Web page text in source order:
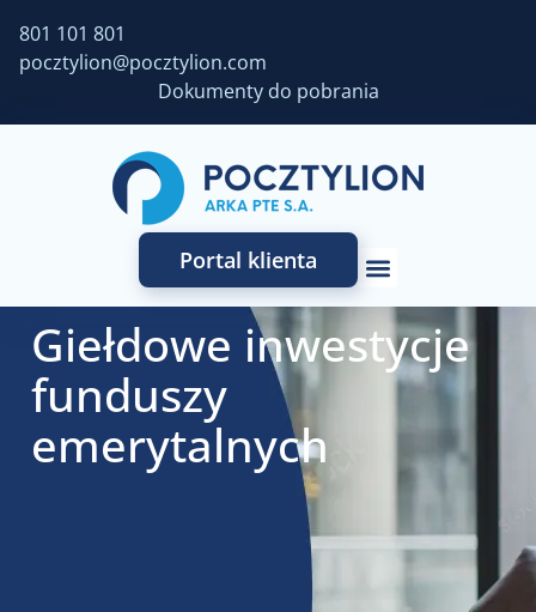
801 101 801
pocztylion@pocztylion.com
Dokumenty do pobrania
Portal klienta
Giełdowe inwestycje
funduszy
emerytalnych